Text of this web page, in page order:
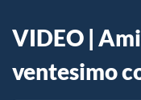
VIDEO |
ventesimo